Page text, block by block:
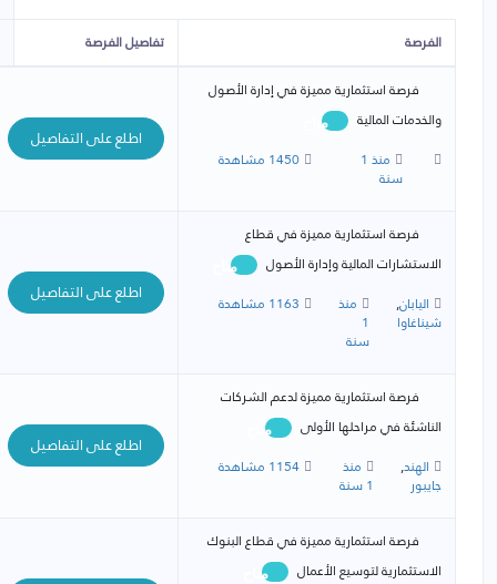
الفرصة
تفاصيل الفرصة
فرصة استثمارية مميزة في إدارة الأصول
والخدمات المالية
متاح
منذ 1
سنة
1450 مشاهدة
اطلع على التفاصيل
فرصة استثمارية مميزة في قطاع
الاستشارات المالية وإدارة الأصول
متاح
اليابان,
شيناغاوا
منذ
1
سنة
1163 مشاهدة اطلع على التفاصيل
فرصة استثمارية مميزة لدعم الشركات
الناشئة في مراحلها الأولى
متاح
الهند,
جايبور
منذ
1 سنة
1154 مشاهدة
اطلع على التفاصيل
فرصة استثمارية مميزة في قطاع البنوك
الاستثمارية لتوسيع الأعمال
متاح